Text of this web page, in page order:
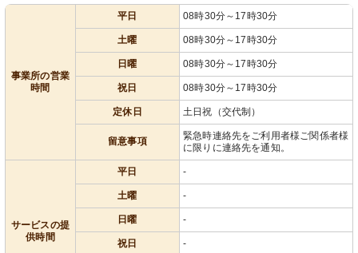
事業所の営業
時間
平日 08時30分～17時30分
土曜 08時30分～17時30分
日曜 08時30分～17時30分
祝日 08時30分～17時30分
定休日 土日祝（交代制）
留意事項
緊急時連絡先をご利用者様ご関係者様
に限りに連絡先を通知。
サービスの提
供時間
平日 -
土曜 -
日曜 -
祝日 -